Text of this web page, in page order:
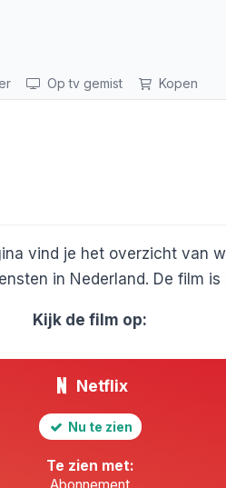
Op tv gemist Kopen
vind je het overzicht van
in Nederland. De film is
Kijk de film op:
Netflix
Nu te zien
Te zien met: